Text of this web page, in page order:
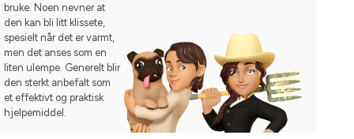
bruke. Noen nevner at
den kan bli litt klissete,
spesielt når det er varmt,
men det anses som en
liten ulempe. Generelt blir
den sterkt anbefalt som
et effektivt og praktisk
hjelpemiddel.